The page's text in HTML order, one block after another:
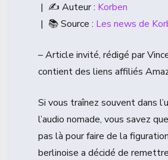
| ✍️ Auteur : Korben
| 📚 Source : Les news de
– Article invité, rédigé par
contient des liens affiliés
Si vous traînez souvent dans
l’audio nomade, vous savez
pas là pour faire de la
berlinoise a décidé de